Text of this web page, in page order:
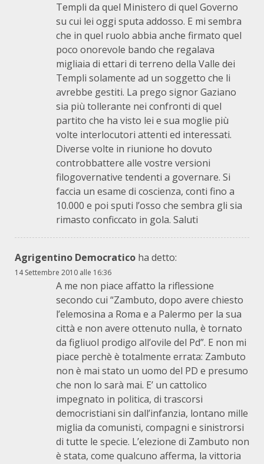
Templi da quel Ministero di quel Governo
su cui lei oggi sputa addosso. E mi sembra
che in quel ruolo abbia anche firmato quel
poco onorevole bando che regalava
migliaia di ettari di terreno della Valle dei
Templi solamente ad un soggetto che li
avrebbe gestiti. La prego signor Gaziano
sia più tollerante nei confronti di quel
partito che ha visto lei e sua moglie più
volte interlocutori attenti ed interessati.
Diverse volte in riunione ho dovuto
controbbattere alle vostre versioni
filogovernative tendenti a governare. Si
faccia un esame di coscienza, conti fino a
10.000 e poi sputi l’osso che sembra gli sia
rimasto conficcato in gola. Saluti
Agrigentino Democratico ha detto:
14 Settembre 2010 alle 16:36
A me non piace affatto la riflessione
secondo cui “Zambuto, dopo avere chiesto
l’elemosina a Roma e a Palermo per la sua
città e non avere ottenuto nulla, è tornato
da figliuol prodigo all’ovile del Pd”. E non mi
piace perchè è totalmente errata: Zambuto
non è mai stato un uomo del PD e presumo
che non lo sarà mai. E’ un cattolico
impegnato in politica, di trascorsi
democristiani sin dall’infanzia, lontano mille
miglia da comunisti, compagni e sinistrorsi
di tutte le specie. L’elezione di Zambuto non
è stata, come qualcuno afferma, la vittoria